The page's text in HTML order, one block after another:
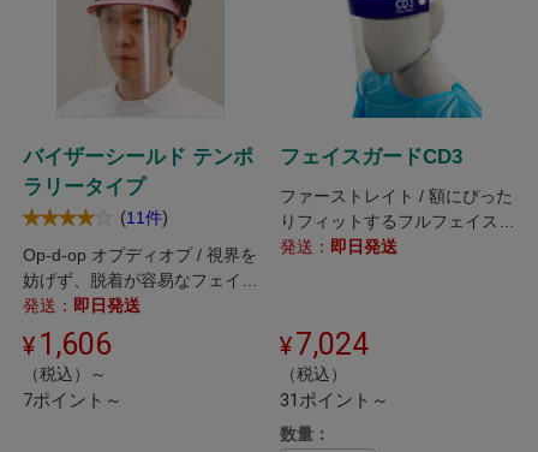
バイザーシールド テンポ
ラリータイプ
(11件)
Op-d-op オプディオプ / 視界を
妨げず、脱着が容易なフェイス
シールドです。
発送： 即日発送
1,606
（税込）～
7ポイント～
フェイスガードCD3
ファーストレイト / 額にぴった
りフィットするフルフェイスガ
ード。
発送： 即日発送
7,024
（税込）
31ポイント～
数量：